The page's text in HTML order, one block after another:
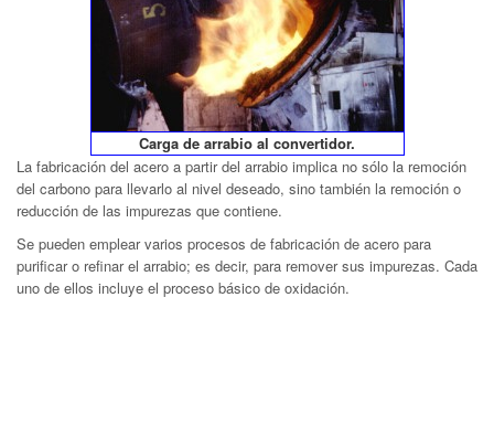
Carga de arrabio al convertidor.
La fabricación del acero a partir del arrabio implica no sólo la remoción
del carbono para llevarlo al nivel deseado, sino también la remoción o
reducción de las impurezas que contiene.
Se pueden emplear varios procesos de fabricación de acero para
purificar o refinar el arrabio; es decir, para remover sus impurezas. Cada
uno de ellos incluye el proceso básico de oxidación.